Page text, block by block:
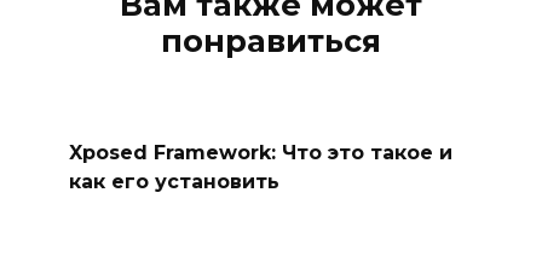
понравиться
Xposed Framework: Что это такое и
как его установить